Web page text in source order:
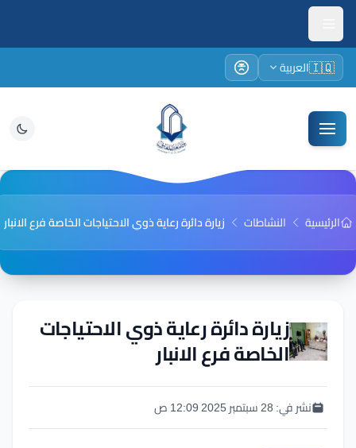
🇮🇶العربية
الرئيسية النشاطات زيارة دائرة رعاية ذوي الاحتياجات الخاصة فرع الانبار
زيارة دائرة رعاية ذوي الاحتياجات
الخاصة فرع الانبار
نشر في:28 سبتمبر 2025 12:09 ص